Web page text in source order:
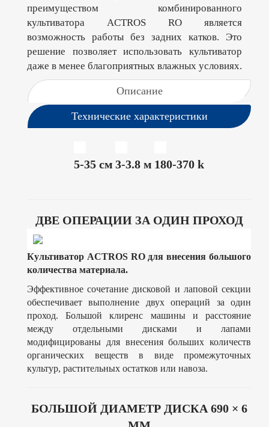
преимуществом комбинированного
культиватора ACTROS RO является
возможность работы без задних катков. Это
решение позволяет использовать культиватор
даже в менее благоприятных влажных условиях.
Описание
Технические характеристики
5-35 см 3-3.8 м 180-370 k
ДВЕ ОПЕРАЦИИ ЗА ОДИН ПРОХОД
Культиватор ACTROS RO для внесения большого
количества материала.
Эффективное сочетание дисковой и лаповой секции
обеспечивает выполнение двух операций за один
проход. Большой клиренс машины и расстояние
между отдельными дисками и лапами
модифицированы для внесения больших количеств
органических веществ в виде промежуточных
культур, растительных остатков или навоза.
БОЛЬШОЙ ДИАМЕТР ДИСКА 690 × 6